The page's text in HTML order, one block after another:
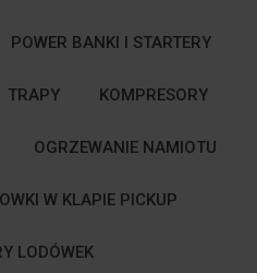
POWER BANKI I STARTERY
TRAPY KOMPRESORY
OGRZEWANIE NAMIOTU
W KLAPIE PICKUP
LODÓWEK